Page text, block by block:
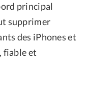
principal
supprimer
des iPhones et
fiable et